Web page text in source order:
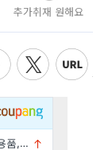
추가취재 원해요